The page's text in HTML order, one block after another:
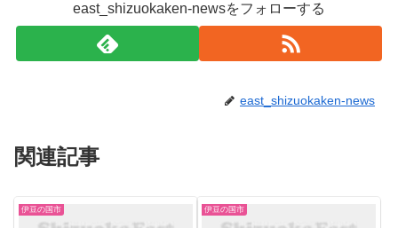
east_shizuokaken-newsをフォローする
east_shizuokaken-news
関連記事
伊豆の国市 伊豆の国市